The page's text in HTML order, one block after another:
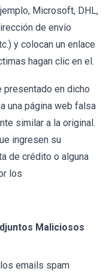
Microsoft, DHL,
de envío
y colocan un enlace
hagan clic en el.
presentado en dicho
una página web falsa
similar a la original.
ingresen su
de crédito o alguna
los
Maliciosos
emails spam